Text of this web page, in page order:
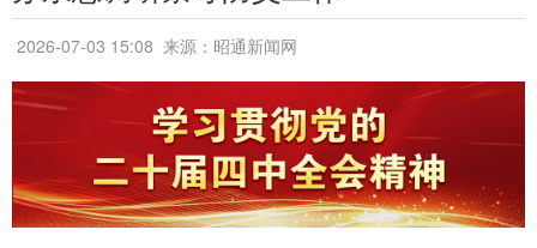
2026-07-03 15:08 来源：昭通新闻网